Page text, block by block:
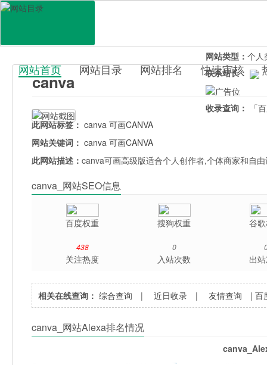
百科目录
网站首页 网站目录 网站排名 快速审核
canva
网站类型： 个人
联系站长：
收录查询：
「
此网站标签： canva 可画CANVA
网站关键词： canva 可画CANVA
此网站描述：canva可画高级版适合个人创作者,个体商家和自
canva_网站SEO信息
百度权重 搜狗权重 谷
438
关注热度
0
入站次数 出
相关在线查询： 综合查询 |近日收录 |友情查询 |百
canva_网站Alexa排名情况